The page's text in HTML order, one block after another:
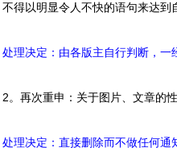
不得以明显令人不快的语句来达到
处理决定：由各版主自行判断，
2。再次重申：关于图片、文章的
处理决定：直接删除而不做任何